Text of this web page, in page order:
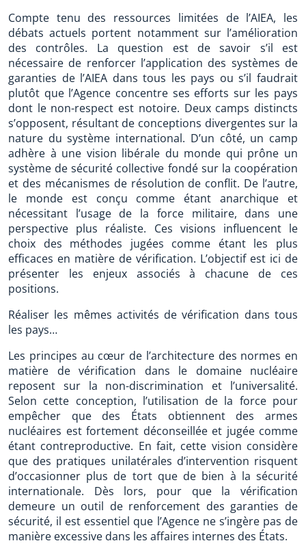
Compte tenu des ressources limitées de l’AIEA, les
débats actuels portent notamment sur l’amélioration
des contrôles. La question est de savoir s’il est
nécessaire de renforcer l’application des systèmes de
garanties de l’AIEA dans tous les pays ou s’il faudrait
plutôt que l’Agence concentre ses efforts sur les pays
dont le non-respect est notoire. Deux camps distincts
s’opposent, résultant de conceptions divergentes sur la
nature du système international. D’un côté, un camp
adhère à une vision libérale du monde qui prône un
système de sécurité collective fondé sur la coopération
et des mécanismes de résolution de conflit. De l’autre,
le monde est conçu comme étant anarchique et
nécessitant l’usage de la force militaire, dans une
perspective plus réaliste. Ces visions influencent le
choix des méthodes jugées comme étant les plus
efficaces en matière de vérification. L’objectif est ici de
présenter les enjeux associés à chacune de ces
positions.
Réaliser les mêmes activités de vérification dans tous
les pays…
Les principes au cœur de l’architecture des normes en
matière de vérification dans le domaine nucléaire
reposent sur la non-discrimination et l’universalité.
Selon cette conception, l’utilisation de la force pour
empêcher que des États obtiennent des armes
nucléaires est fortement déconseillée et jugée comme
étant contreproductive. En fait, cette vision considère
que des pratiques unilatérales d’intervention risquent
d’occasionner plus de tort que de bien à la sécurité
internationale. Dès lors, pour que la vérification
demeure un outil de renforcement des garanties de
sécurité, il est essentiel que l’Agence ne s’ingère pas de
manière excessive dans les affaires internes des États.